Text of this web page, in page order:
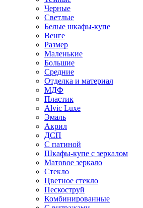
Черные
Светлые
Белые шкафы-купе
Венге
Размер
Маленькие
Большие
Средние
Отделка и материал
МДФ
Пластик
Alvic Luxe
Эмаль
Акрил
ДСП
С патиной
Шкафы-купе с зеркалом
Матовое зеркало
Стекло
Цветное стекло
Пескоструй
Комбинированные